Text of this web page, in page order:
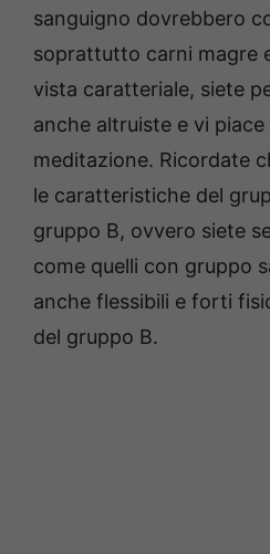
sanguigno dovrebbero
soprattutto carni magre
vista caratteriale, siete
anche altruiste e vi
meditazione. Ricordate
le caratteristiche del
gruppo B, ovvero siete
come quelli con gruppo
anche flessibili e forti
del gruppo B.